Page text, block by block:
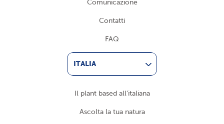
Comunicazione
Contatti
FAQ
ITALIA
Il plant based all’italiana
Ascolta la tua natura